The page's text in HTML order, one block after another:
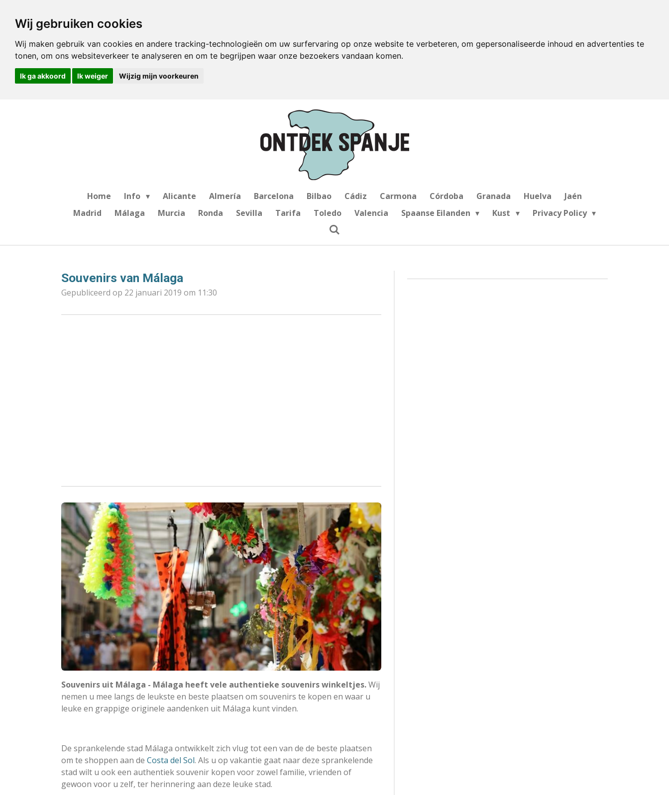
Wij gebruiken cookies
Wij maken gebruik van cookies en andere tracking-technologieën om uw surfervaring op onze website te verbeteren, om gepersonaliseerde inhoud en advertenties te
tonen, om ons websiteverkeer te analyseren en om te begrijpen waar onze bezoekers vandaan komen.
Ik ga akkoord Ik weiger Wijzig mijn voorkeuren
direct
hoofdinhoud
Home Info Alicante Almería Barcelona Bilbao Cádiz Carmona Córdoba Granada Huelva
Jaén
Madrid
Málaga Murcia Ronda Sevilla Tarifa Toledo Valencia Spaanse Eilanden Kust Privacy Policy
Souvenirs van Málaga
Gepubliceerd op 22 januari 2019 om 11:30
Souvenirs uit Málaga - Málaga heeft vele authentieke souvenirs winkeltjes.Wij
nemen u mee langs de leukste en beste plaatsen om souvenirs te kopen en waar u
leuke en grappige originele aandenken uit Málaga kunt vinden.
De sprankelende stad Málaga ontwikkelt zich vlug tot een van de de beste plaatsen
om te shoppen aan de Costa del Sol. Als u op vakantie gaat naar deze sprankelende
stad wilt u ook een authentiek souvenir kopen voor zowel familie, vrienden of
gewoon voor u zelf, ter herinnering aan deze leuke stad.